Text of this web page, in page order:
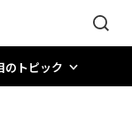
のトピック